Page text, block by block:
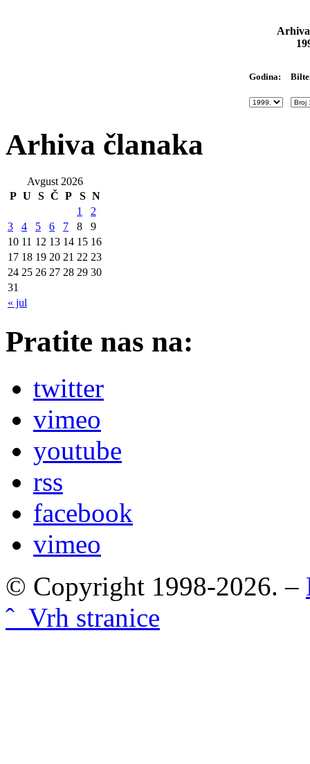
Godina:
Arhiva članaka
Avgust 2026
P U S Č P S N
« jul
1
2
3
4 5 6 7 8
9
10 11 12 13 14 15 16
17 18 19 20 21 22 23
24 25 26 27 28 29 30
31
Pratite nas na:
twitter
vimeo
youtube
rss
facebook
vimeo
© Copyright 1998-2026. –
ˆ Vrh stranice